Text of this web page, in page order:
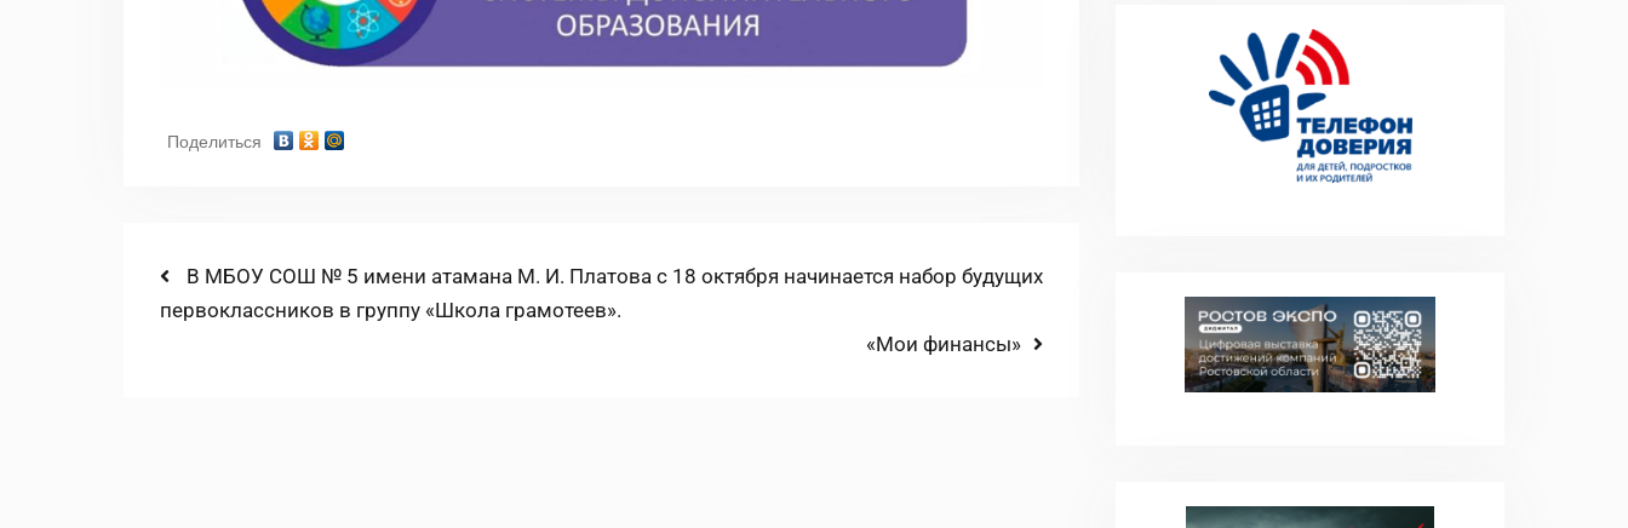
Поделиться
Навигация
по
Previous
post:
В МБОУ СОШ № 5 имени атамана М. И. Платова с 18 октября начинается набор будущих
первоклассников в группу «Школа грамотеев».
Next
«Мои финансы»